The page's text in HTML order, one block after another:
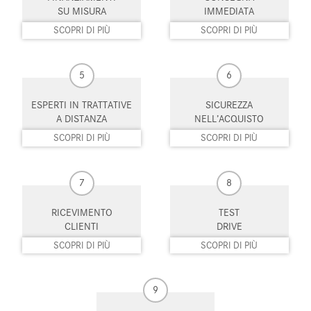
Luci diurne LED
Monitoraggio pressione
MP3
Pacchetto sportivo Parabrezza riscaldabile
Park Distance Control Portellone posteriore elettrico
Riconoscimento dei segnali
stradali
Schermo multifunzione
interamente digitale
Sedile passeggero ribaltabile Sedili riscaldati
Sensore di luce Sensore di pioggia
Sensori di parcheggio anteriori Sensori di parcheggio posteriori
Sistema di chiamata d'emergenza Sistema di navigazione
SU MISURA
SCOPRI DI PIÙ
IMMEDIATA
SCOPRI DI PIÙ
5
ESPERTI IN TRATTATIVE
A DISTANZA
SCOPRI DI PIÙ
6
SICUREZZA
NELL’ACQUISTO
SCOPRI DI PIÙ
7
RICEVIMENTO
CLIENTI
SCOPRI DI PIÙ
8
TEST
DRIVE
SCOPRI DI PIÙ
9